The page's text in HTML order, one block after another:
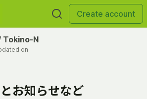
Create account
Tokino-N
on
お知らせなど